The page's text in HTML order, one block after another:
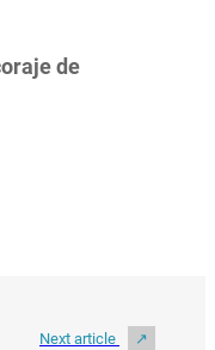
de
Next article